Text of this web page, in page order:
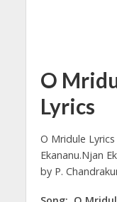
O
Lyrics
O Mridule
Ekananu.Njan
by P.